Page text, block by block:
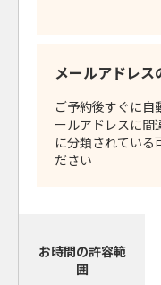
メールアドレス
ご予約後すぐに自
ールアドレスに間
に分類されている
ださい
お時間の許容範
囲